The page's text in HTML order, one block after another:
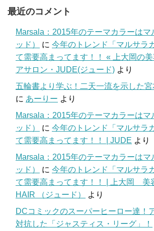
最近のコメント
Marsala：2015年のテーマカラーはマ
ッド）
に 今年のトレンド「マルサラ
て需要高まってます！！ « 上大岡の
アサロン・JUDE(ジュード) より
五輪書より学ぶ！二天一流を示した宮
に あーりー より
Marsala：2015年のテーマカラーはマ
ッド）
に 今年のトレンド「マルサラ
て需要高まってます！！ | JUDE より
Marsala：2015年のテーマカラーはマ
ッド）
に 今年のトレンド「マルサラ
て需要高まってます！！ | 上大岡 美
HAIR （ジュード）
より
DCコミックのスーパーヒーロー達！
対抗した「ジャスティス・リーグ」！